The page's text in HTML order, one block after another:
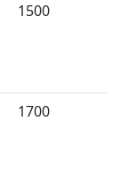
1500
1700